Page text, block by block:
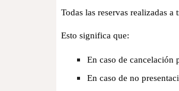
Todas las reservas realizadas
Esto significa que:
En caso de cancelación
En caso de no